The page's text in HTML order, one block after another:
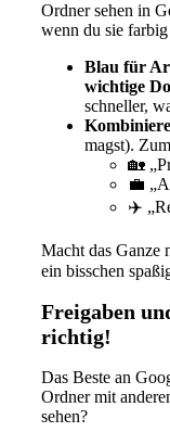
Ordner sehen in
wenn du sie
Blau für
wichtige
schneller,
magst).
🏡
💼
✈️
Macht das Ganze
ein bisschen
Freigaben
richtig!
Das Beste an
Ordner mit
sehen?